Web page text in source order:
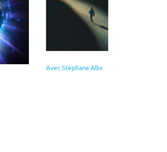
Avec Stéphane Allix